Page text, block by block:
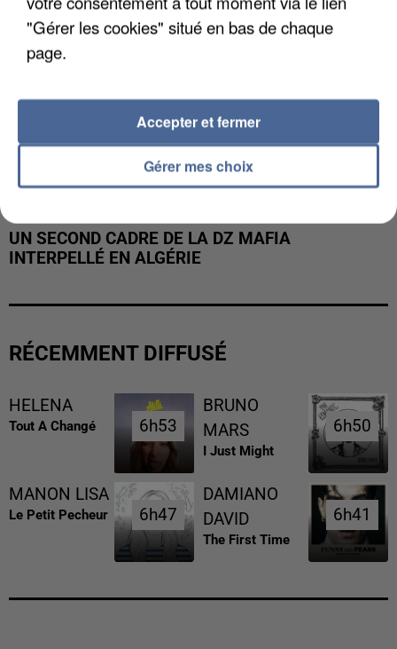
UN SECOND CADRE DE LA DZ MAFIA
INTERPELLÉ EN ALGÉRIE
RÉCEMMENT DIFFUSÉ
HELENA
Tout A Changé 6h53
6h53
BRUNO
MARS
I Just Might
6h50
6h50
MANON LISA
Le Petit Pecheur 6h47
6h47
DAMIANO
DAVID
The First Time
6h41
6h41
"Gérer les cookies" situé en bas de chaque
page.
Gérer mes choix
Accepter et fermer